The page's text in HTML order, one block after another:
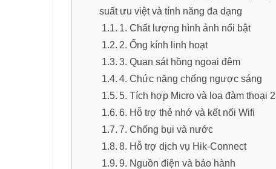
suất ưu việt và tính năng đa dạng
1. Chất lượng hình ảnh nổi bật
2. Ống kính linh hoạt
3. Quan sát hồng ngoại đêm
4. Chức năng chống ngược sáng
5. Tích hợp Micro và loa đàm thoại
6. Hỗ trợ thẻ nhớ và kết nối Wifi
7. Chống bụi và nước
8. Hỗ trợ dịch vụ Hik-Connect
9. Nguồn điện và bảo hành